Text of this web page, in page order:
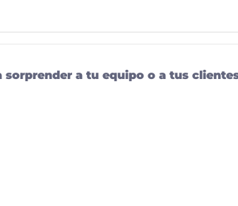
sorprender a tu equipo o a tus